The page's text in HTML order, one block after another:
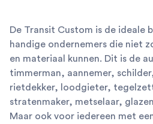
De Transit Custom is de ideale
handige ondernemers die niet
en materiaal kunnen. Dit is de
timmerman, aannemer,
rietdekker, loodgieter,
stratenmaker, metselaar,
Maar ook voor iedereen met